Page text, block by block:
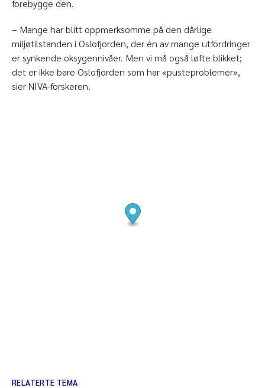
forebygge den.
– Mange har blitt oppmerksomme på den dårlige
miljøtilstanden i Oslofjorden, der én av mange utfordringer
er synkende oksygennivåer. Men vi må også løfte blikket;
det er ikke bare Oslofjorden som har «pusteproblemer»,
sier NIVA-forskeren.
RELATERTE TEMA